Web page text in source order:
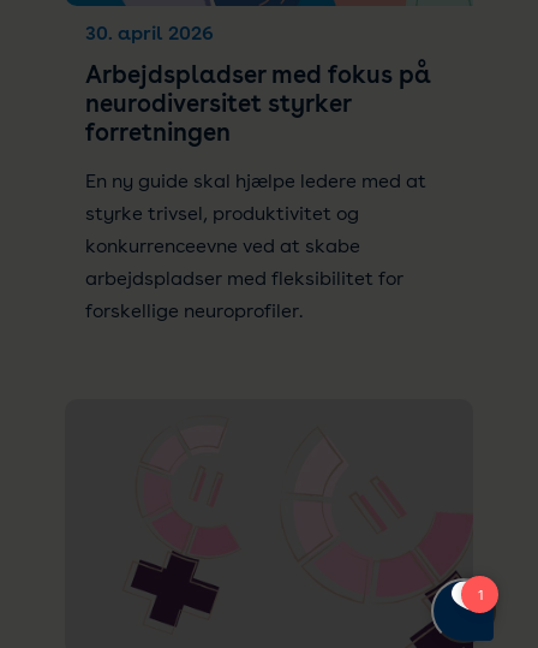
30. april 2026
Arbejdspladser med fokus på
neurodiversitet styrker
forretningen
En ny guide skal hjælpe ledere med at
styrke trivsel, produktivitet og
konkurrenceevne ved at skabe
arbejdspladser med fleksibilitet for
forskellige neuroprofiler.